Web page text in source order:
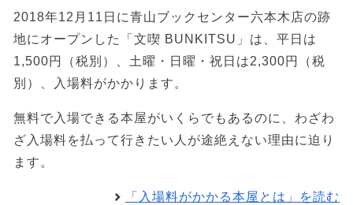
2018年12月11日に青山ブックセンター六本木店の跡
地にオープンした「文喫 BUNKITSU」は、平日は
1,500円（税別）、土曜・日曜・祝日は2,300円（税
別）、入場料がかかります。
無料で入場できる本屋がいくらでもあるのに、わざわ
ざ入場料を払って行きたい人が途絶えない理由に迫り
ます。
「入場料がかかる本屋とは」を読む